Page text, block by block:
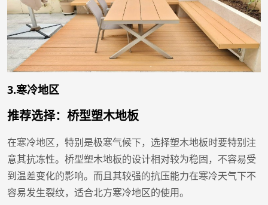
3.寒冷地区
推荐选择：桥型塑木地板
在寒冷地区，特别是极寒气候下，选择塑木地板时要特别注
意其抗冻性。桥型塑木地板的设计相对较为稳固，不容易受
到温差变化的影响。而且其较强的抗压能力在寒冷天气下不
容易发生裂纹，适合北方寒冷地区的使用。